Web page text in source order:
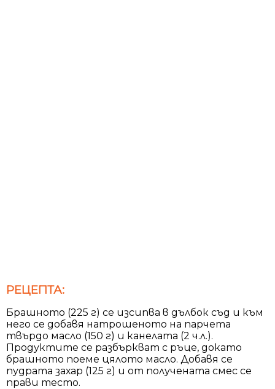
РЕЦЕПТА:
Брашното (225 г) се изсипва в дълбок съд и към
него се добавя натрошеното на парчета
твърдо масло (150 г) и канелата (2 ч.л.).
Продуктите се разбъркват с ръце, докато
брашното поеме цялото масло. Добавя се
пудрата захар (125 г) и от получената смес се
прави тесто.